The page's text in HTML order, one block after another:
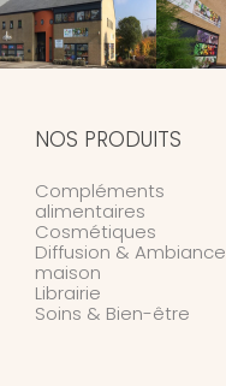
NOS PRODUITS
Compléments
alimentaires
Cosmétiques
Diffusion & Ambiance
maison
Librairie
Soins & Bien-être